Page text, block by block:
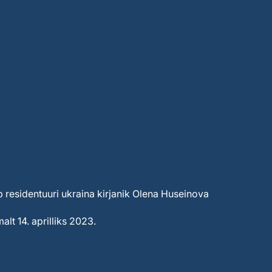
residentuuri ukraina kirjanik Olena Huseinova
14. aprilliks 2023.